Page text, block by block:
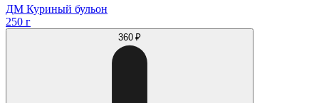
ДМ Куриный бульон
250 г
360 ₽